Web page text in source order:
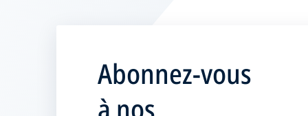
Abonnez-vous